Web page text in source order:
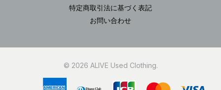
特定商取引法に基づく表記
お問い合わせ
© 2026 ALIVE Used Clothing.